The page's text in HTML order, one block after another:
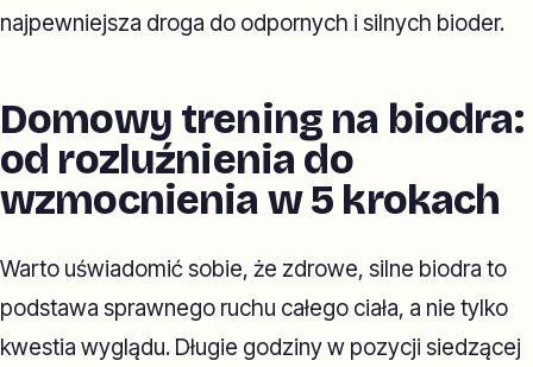
najpewniejsza droga do odpornych i silnych bioder.
Domowy trening na biodra:
od rozluźnienia do
wzmocnienia w 5 krokach
Warto uświadomić sobie, że zdrowe, silne biodra to
podstawa sprawnego ruchu całego ciała, a nie tylko
kwestia wyglądu. Długie godziny w pozycji siedzącej